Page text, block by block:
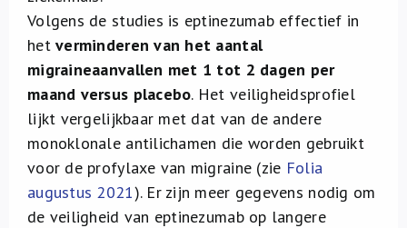
Volgens de studies is eptinezumab effectief in
hetverminderen van het aantal
migraineaanvallen met 1 tot 2 dagen per
maand versus placebo. Het veiligheidsprofiel
lijkt vergelijkbaar met dat van de andere
monoklonale antilichamen die worden gebruikt
voor de profylaxe van migraine (zie Folia
augustus 2021). Er zijn meer gegevens nodig om
de veiligheid van eptinezumab op langere